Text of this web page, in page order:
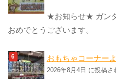
★お知らせ★ ガン
おめでとうございます。
おもちゃコーナー
2026年8月4日 に投稿さ